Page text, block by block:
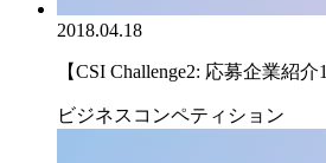
2018.04.18
【CSI Challenge2: 応募企業紹介
ビジネスコンペティション